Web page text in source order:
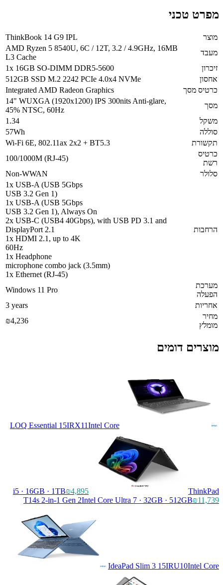
מפרט טכני
מוצר
ThinkBook 14 G9 IPL
מעבד
AMD Ryzen 5 8540U, 6C / 12T, 3.2 / 4.9GHz, 16MB
L3 Cache
זיכרון
1x 16GB SO-DIMM DDR5-5600
אחסון
512GB SSD M.2 2242 PCIe 4.0x4 NVMe
כרטיס מסך
Integrated AMD Radeon Graphics
מסך
14" WUXGA (1920x1200) IPS 300nits Anti-glare,
45% NTSC, 60Hz
משקל
1.34
סוללה
57Wh
תקשורת
Wi-Fi 6E, 802.11ax 2x2 + BT5.3
כרטיס
רשת
100/1000M (RJ-45)
סלולר
Non-WWAN
הרחבות
1x USB-A (USB 5Gbps
USB 3.2 Gen 1)
1x USB-A (USB 5Gbps
USB 3.2 Gen 1), Always On
2x USB-C (USB4 40Gbps), with USB PD 3.1 and
DisplayPort 2.1
1x HDMI 2.1, up to 4K
60Hz
1x Headphone
microphone combo jack (3.5mm)
1x Ethernet (RJ-45)
מערכת
הפעלה
Windows 11 Pro
אחריות
3 years
מחיר
מומלץ
₪4,236
מוצרים דומים
LOQ Essential 15IRX11Intel Core
i5 · 16GB · 1TB₪4,895
ThinkPad
T14s 2-in-1 Gen 2Intel Core Ultra 7 · 32GB · 512GB₪11,739
IdeaPad Slim 3 15IRU10Intel Core